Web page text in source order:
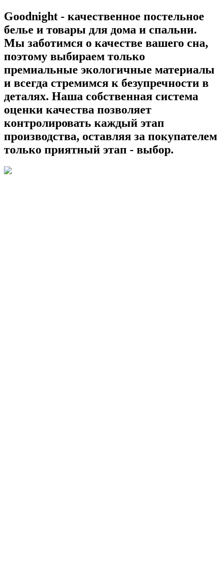
Goodnight - качественное постельное
белье и товары для дома и спальни.
Мы заботимся о качестве вашего сна,
поэтому выбираем только
премиальные экологичные материалы
и всегда стремимся к безупречности в
деталях. Наша собственная система
оценки качества позволяет
контролировать каждый этап
производства, оставляя за покупателем
только приятный этап - выбор.